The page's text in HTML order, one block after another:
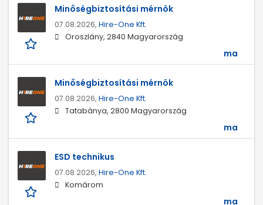
Minőségbiztosítási mérnök
07.08.2026, Hire-One Kft.
Oroszlány, 2840 Magyarország
ma
Minőségbiztosítási mérnök
07.08.2026, Hire-One Kft.
Tatabánya, 2800 Magyarország
ma
ESD technikus
07.08.2026, Hire-One Kft.
Komárom
ma